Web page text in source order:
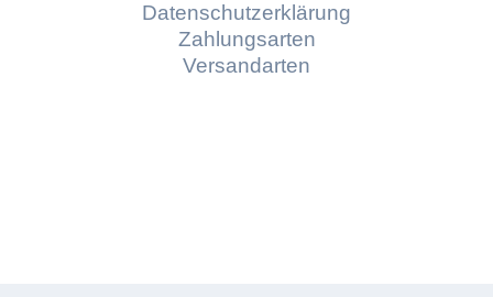
Datenschutzerklärung
Zahlungsarten
Versandarten